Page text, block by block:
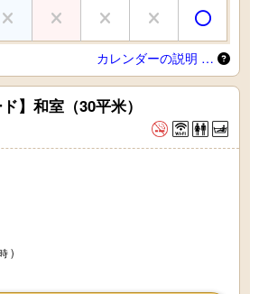
カレンダーの説明 …
】和室（30平米）
)